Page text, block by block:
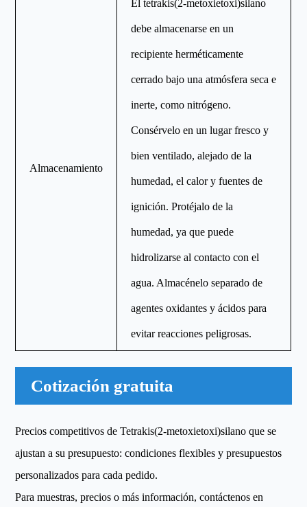
Almacenamiento
El tetrakis(2-metoxietoxi)silano
debe almacenarse en un
recipiente herméticamente
cerrado bajo una atmósfera seca e
inerte, como nitrógeno.
Consérvelo en un lugar fresco y
bien ventilado, alejado de la
humedad, el calor y fuentes de
ignición. Protéjalo de la
humedad, ya que puede
hidrolizarse al contacto con el
agua. Almacénelo separado de
agentes oxidantes y ácidos para
evitar reacciones peligrosas.
Cotización gratuita
Precios competitivos de Tetrakis(2-metoxietoxi)silano que se
ajustan a su presupuesto: condiciones flexibles y presupuestos
personalizados para cada pedido.
Para muestras, precios o más información, contáctenos en